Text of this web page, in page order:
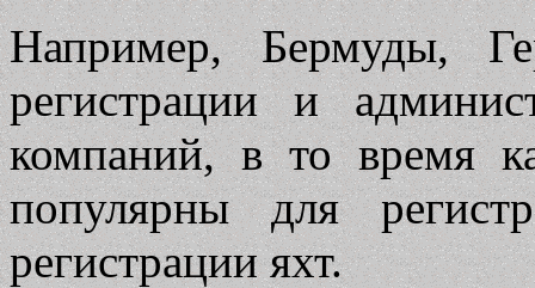
Например, Бермуды,
регистрации и
компаний, в то время
популярны для
регистрации яхт.